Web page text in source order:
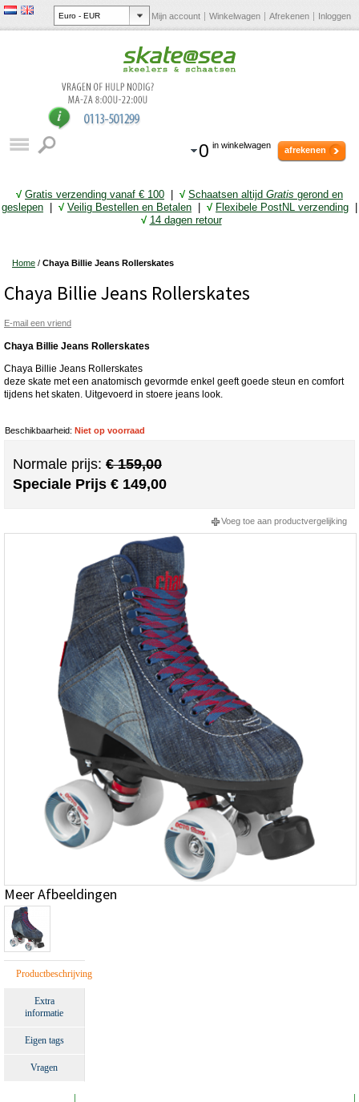
Mijn account Winkelwagen Afrekenen Inloggen
0 in winkelwagen afrekenen
√ Gratis verzending vanaf € 100 √ Schaatsen altijd Gratis gerond en
geslepen
√ Veilig Bestellen en Betalen √ Flexibele PostNL verzending
√ 14 dagen retour
Home / Chaya Billie Jeans Rollerskates
Chaya Billie Jeans Rollerskates
E-mail een vriend
Chaya Billie Jeans Rollerskates
Chaya Billie Jeans Rollerskates
deze skate met een anatomisch gevormde enkel geeft goede steun en comfort
tijdens het skaten. Uitgevoerd in stoere jeans look.
Beschikbaarheid: Niet op voorraad
Normale prijs: € 159,00
Speciale Prijs € 149,00
Voeg toe aan productvergelijking
Meer Afbeeldingen
Productbeschrijving
Extra
informatie
Eigen tags
Vragen